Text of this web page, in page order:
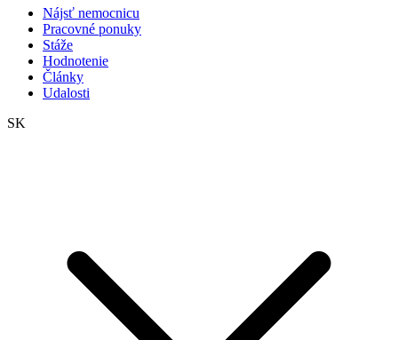
Nájsť nemocnicu
Pracovné ponuky
Stáže
Hodnotenie
Články
Udalosti
SK